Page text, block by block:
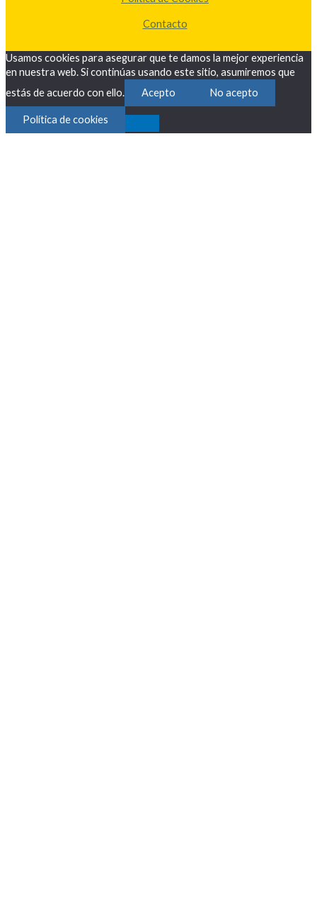
Contacto
Usamos cookies para asegurar que te damos la mejor experiencia
en nuestra web. Si continúas usando este sitio, asumiremos que
estás de acuerdo con ello.
Acepto No acepto
Política de cookies